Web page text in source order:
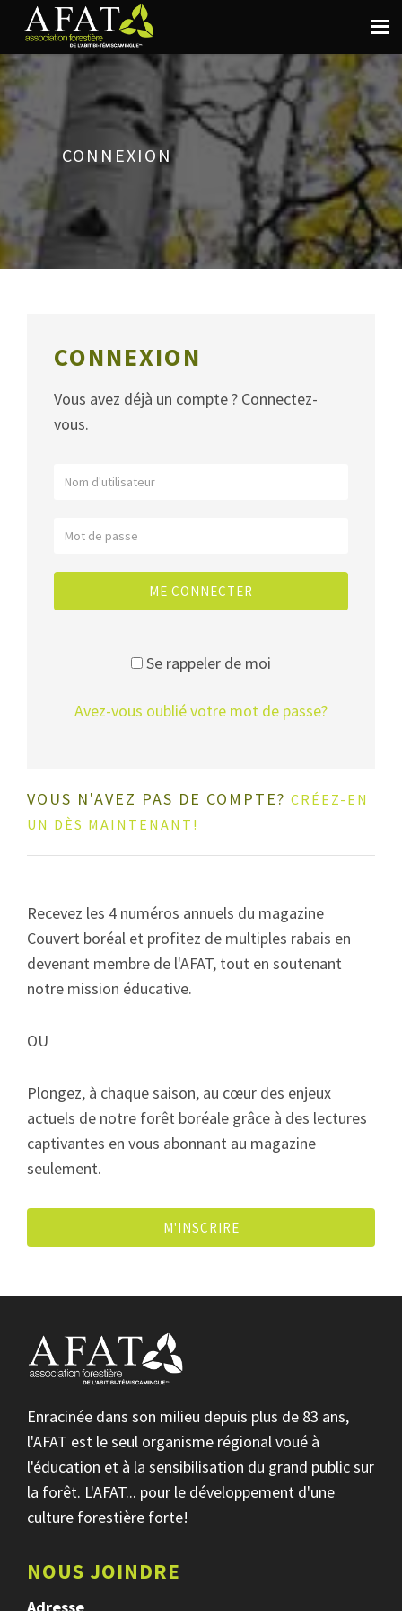
CONNEXION
CONNEXION
Vous avez déjà un compte ? Connectez-
vous.
ME CONNECTER
Se rappeler de moi
Avez-vous oublié votre mot de passe?
VOUS N'AVEZ PAS DE COMPTE? CRÉEZ-EN
UN DÈS MAINTENANT!
Recevez les 4 numéros annuels du magazine
Couvert boréal et profitez de multiples rabais en
devenant membre de l'AFAT, tout en soutenant
notre mission éducative.
OU
Plongez, à chaque saison, au cœur des enjeux
actuels de notre forêt boréale grâce à des lectures
captivantes en vous abonnant au magazine
seulement.
M'INSCRIRE
Enracinée dans son milieu depuis plus de 83 ans,
l'AFAT est le seul organisme régional voué à
l'éducation et à la sensibilisation du grand public sur
la forêt. L'AFAT... pour le développement d'une
culture forestière forte!
NOUS JOINDRE